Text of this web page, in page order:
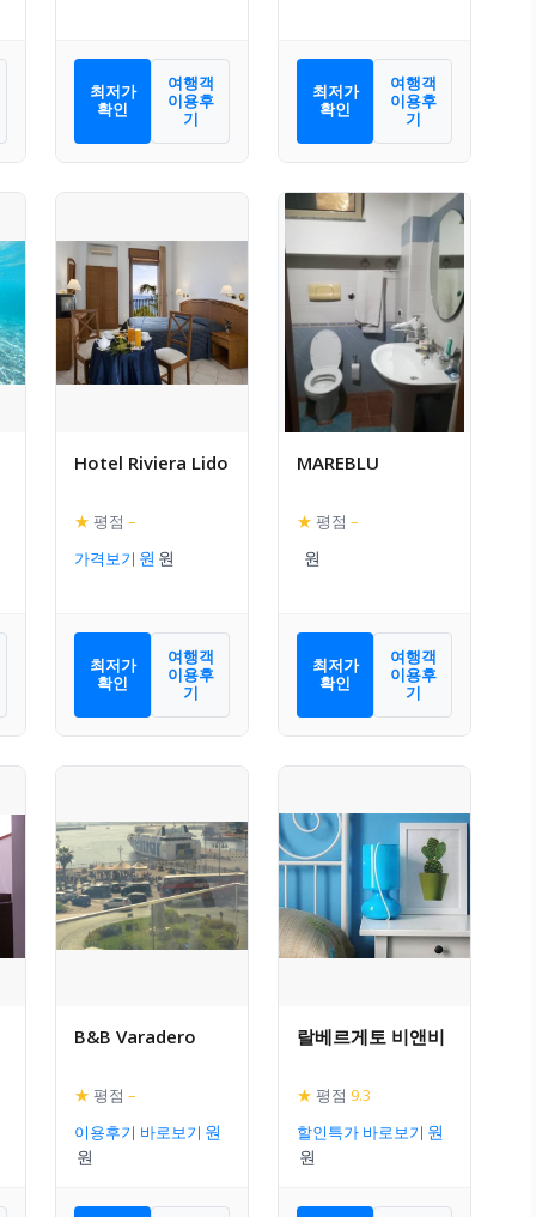
최저가
확인
여행객
이용후
기
최저가
확인
여행객
이용후
기
Hotel Riviera Lido
★ 평점 –
가격보기
최저가
확인
여행객
이용후
기
MAREBLU
★ 평점 –
최저가
확인
여행객
이용후
기
B&B Varadero
★ 평점 –
이용후기 바로보기
랄베르게토 비앤비
★ 평점 9.3
할인특가 바로보기